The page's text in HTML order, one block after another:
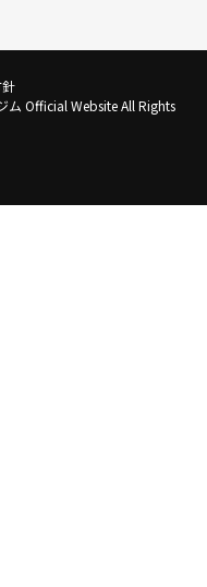
ム Official Website All Rights